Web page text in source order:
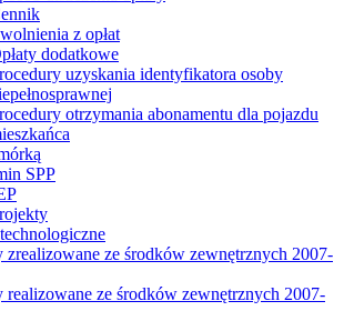
z opłat
dodatkowe
uzyskania identyfikatora osoby
otrzymania abonamentu dla pojazdu
SPP
zrealizowane ze środków zewnętrznych 2007-
realizowane ze środków zewnętrznych 2007-